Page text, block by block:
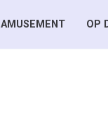
AMUSEMENT OP